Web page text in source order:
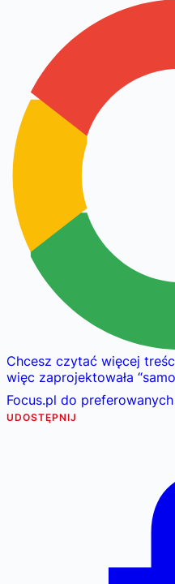
Chcesz czytać więcej
więc zaprojektowała
Focus.pl do
UDOSTĘPNIJ